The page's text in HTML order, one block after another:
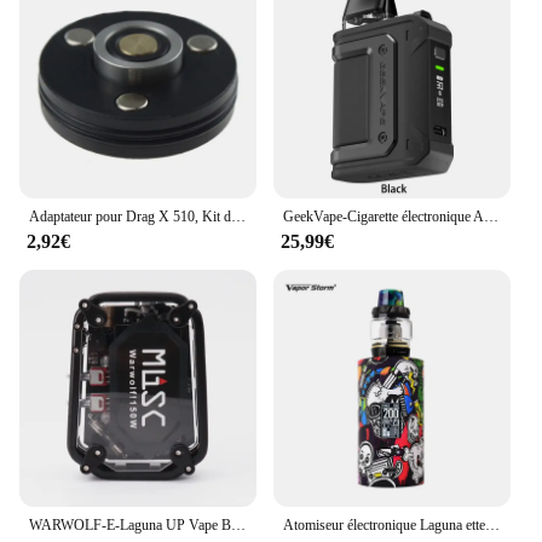
2,92€ 25,99€
Atomiseur électronique Laguna ette Hookah Shisha Vapor Storm Bypass, Box Mod TC TCR Hawk, 6ml Mesh Coil, 0.2ohm, Vape Ephysiquement, 200W